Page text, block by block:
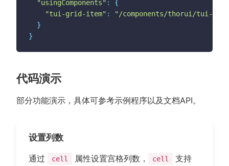
"usingComponents" :
{
"tui-grid-item" :
"/components/thorui/tui-
}
}
代码演示
部分功能演示，具体可参考示例程序以及文档API。
设置列数
通过 cell 属性设置宫格列数， cell
支持